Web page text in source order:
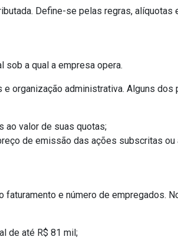
Define-se pelas regras, alíquotas
sob a qual a empresa opera.
organização administrativa. Alguns dos
ao valor de suas quotas;
de emissão das ações subscritas ou
e número de empregados.
de até R$ 81 mil;